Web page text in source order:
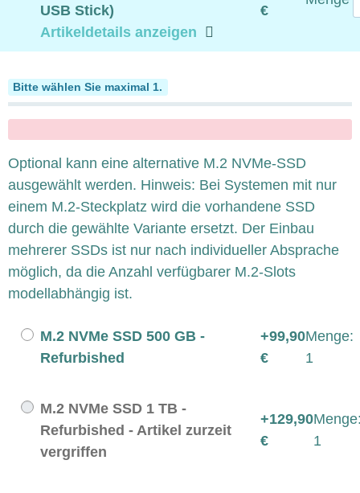
USB Stick)
Artikeldetails anzeigen
€
SSD M.2 NVMe
Bitte wählen Sie maximal 1.
x
Optional kann eine alternative M.2 NVMe-SSD
ausgewählt werden. Hinweis: Bei Systemen mit nur
einem M.2-Steckplatz wird die vorhandene SSD
durch die gewählte Variante ersetzt. Der Einbau
mehrerer SSDs ist nur nach individueller Absprache
möglich, da die Anzahl verfügbarer M.2-Slots
modellabhängig ist.
M.2 NVMe SSD 500 GB -
Refurbished
+99,90
€
Menge:
1
M.2 NVMe SSD 1 TB -
Refurbished - Artikel zurzeit
vergriffen
+129,90
€
1